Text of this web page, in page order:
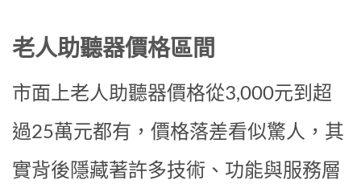
老人助聽器價格區間
市面上老人助聽器價格從3,000元到超
過25萬元都有，價格落差看似驚人，其
實背後隱藏著許多技術、功能與服務層